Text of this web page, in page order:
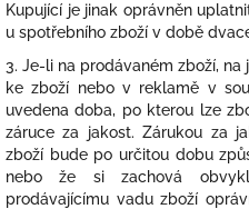
Kupující je jinak oprávněn
u spotřebního zboží v době
3. Je-li na prodávaném zboží,
ke zboží nebo v reklamě v
uvedena doba, po kterou lze
záruce za jakost. Zárukou za
zboží bude po určitou dobu
nebo že si zachová
prodávajícímu vadu zboží